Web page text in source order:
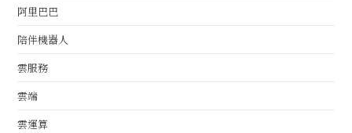
阿里巴巴
陪伴機器人
雲服務
雲端
雲運算